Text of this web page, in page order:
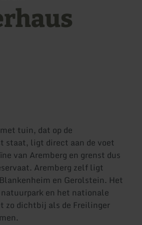
tuin, dat op de
staat, ligt direct aan de voet
van Aremberg en grenst dus
Aremberg zelf ligt
en Gerolstein. Het
en het nationale
zo dichtbij als de Freilinger